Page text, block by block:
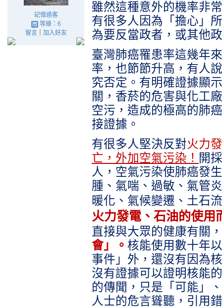
記憶過客
等級：6
留言｜ 加入好友
雖然這種意外的機率非
有很多人因為「擔心」
為要反當政者，或其他
臺灣肺癌罹患率這幾年
率，也節節升高，有人
究否定。有明確證據顯
關，香菸的危害與化工
空污，造成的極高的肺
接證據。
有很多人堅決反對火力
亡，外加空氣污染！ 開
人，空氣污染使肺癌發
腫、氣喘、過敏、氣管
暖化、氣候變遷、土石
火力發電、石油的使用
直接與大眾的健康有關，
會」。 核能使用數十年
事件」外，還沒有因為
沒有證據可以證明核能
的傳聞，只是「可能」
人士的危言聳聽，引用